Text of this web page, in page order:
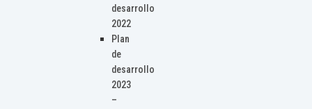
desarrollo
2022
Plan
de
desarrollo
2023
–